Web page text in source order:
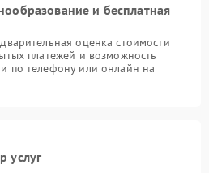
и бесплатная
оценка стоимости
платежей и возможность
по телефону или онлайн на
услуг